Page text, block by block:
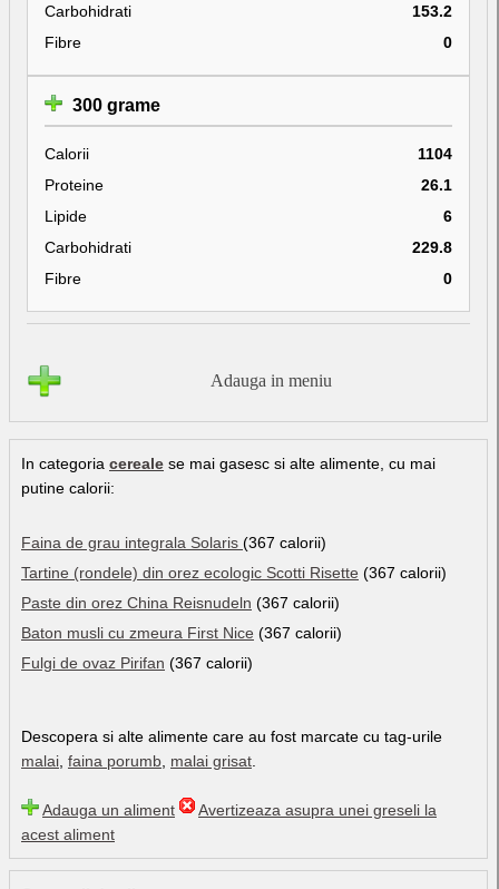
Carbohidrati
153.2
Fibre
0
300 grame
Calorii
1104
Proteine
26.1
Lipide
6
Carbohidrati
229.8
Fibre
0
Adauga in meniu
In categoria cereale se mai gasesc si alte alimente, cu mai
putine calorii:
Faina de grau integrala Solaris (367 calorii)
Tartine (rondele) din orez ecologic Scotti Risette (367 calorii)
Paste din orez China Reisnudeln (367 calorii)
Baton musli cu zmeura First Nice (367 calorii)
Fulgi de ovaz Pirifan (367 calorii)
Descopera si alte alimente care au fost marcate cu tag-urile
malai faina porumb malai grisat
Adauga un aliment
Avertizeaza asupra unei greseli la
acest aliment